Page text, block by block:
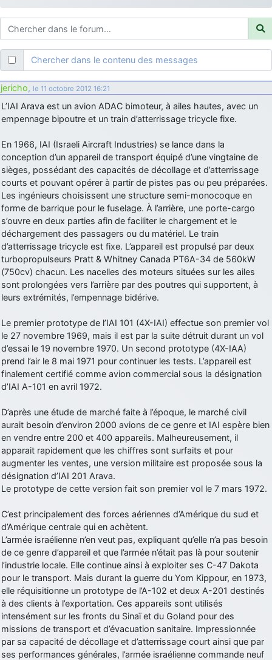
d9pouces: ouakamois > si tu parles du sujet sur l'Armée de l'Air,
bien sûr que oui !
je suis un avion@,._,+: Bonjour je viens d'arriver il y a quelques
moi et quelques avions n'ont pas les mêmes noms qu'aujourd'hui
ouakamois: Bonjourà toutes et à tous.en espérantque ces
quelques images du Pays Basque vous auront plu ; Agur…
d9pouces: Malheureusement nonun peu trop loin pour moi !
meeting de Lann Bihoué de 2026 ?
cachée dans les pins: Coucou et excellente année 2026 à tous et
au site!
jericho: Bonne année et tous mes meilleurs voeux à tous pour
2026 !
little boy
: je vous souhaite un bon réveillon pour cette nouvelle
année!
jericho: Merci D9pouces, à mon tour de souhaiter un Joyeux Noël
et de bonnes fêtes de fin d'année.
d9pouces: Joyeux Noël à tous !
comme le Prytanée dans la Sarthe, ça ne peut pas faire de mal !
d9pouces: C'est plutôt après le lycée, voire après une prépa
scientifique, tu as donc encore un peu de temps devant toi
yaellerigolow : bonjour a tous je suis un élève de première
passionnée par l'aviation militaire , pourrais je savoir que faire après
le lycée pour s'orienter et pouvoir devenir officier de l'armée de l'air?
d9pouces: lesquels, par exemple ?
mahmoud: bonsoir, très instructif ce site .mais nous aimerions avoir
les photo des anciens appareils de l'armée de l'air de la haute -volta
d9pouces : Ça me casse quand même bien les pieds, j’avoue
jericho: Pour moi tout est à nouveau OK dirait-on… Merci à toi.
d9pouces
au passage !
d9pouces : j'ai trouvé un palliatif un peu violent, mais ça devrait aller
un peu mieux
d9pouces: cette fois, c'est le Brésil et Singapour qui mettent le site
par terre
jericho: Ah ben je peux te confirmer que j'étais resté dans le filtre…
d9pouces: Désolé ! Mon filtrage a été un peu trop violent
manifestement
tout voir
Chercher dans le contenu des messages
jericho, le 11 octobre 2012 16:21
L’IAI Arava est un avion ADAC bimoteur, à ailes hautes, avec un
empennage bipoutre et un train d’atterrissage tricycle fixe.
En 1966, IAI (Israeli Aircraft Industries) se lance dans la
conception d’un appareil de transport équipé d’une vingtaine de
sièges, possédant des capacités de décollage et d’atterrissage
courts et pouvant opérer à partir de pistes pas ou peu préparées.
Les ingénieurs choisissent une structure semi-monocoque en
forme de barrique pour le fuselage. À l’arrière, une porte-cargo
s’ouvre en deux parties afin de faciliter le chargement et le
déchargement des passagers ou du matériel. Le train
d’atterrissage tricycle est fixe. L’appareil est propulsé par deux
turbopropulseurs Pratt & Whitney Canada PT6A-34 de 560kW
(750cv) chacun. Les nacelles des moteurs situées sur les ailes
sont prolongées vers l’arrière par des poutres qui supportent, à
leurs extrémités, l’empennage bidérive.
Le premier prototype de l’IAI 101 (4X-IAI) effectue son premier vol
le 27 novembre 1969, mais il est par la suite détruit durant un vol
d’essai le 19 novembre 1970. Un second prototype (4X-IAA)
prend l’air le 8 mai 1971 pour continuer les tests. L’appareil est
finalement certifié comme avion commercial sous la désignation
d’IAI A-101 en avril 1972.
D’après une étude de marché faite à l’époque, le marché civil
aurait besoin d’environ 2000 avions de ce genre et IAI espère bien
en vendre entre 200 et 400 appareils. Malheureusement, il
apparait rapidement que les chiffres sont surfaits et pour
augmenter les ventes, une version militaire est proposée sous la
désignation d’IAI 201 Arava.
Le prototype de cette version fait son premier vol le 7 mars 1972.
C’est principalement des forces aériennes d’Amérique du sud et
d’Amérique centrale qui en achètent.
L’armée israélienne n’en veut pas, expliquant qu’elle n’a pas besoin
de ce genre d’appareil et que l’armée n’était pas là pour soutenir
l’industrie locale. Elle continue ainsi à exploiter ses C-47 Dakota
pour le transport. Mais durant la guerre du Yom Kippour, en 1973,
elle réquisitionne un prototype de l’A-102 et deux A-201 destinés
à des clients à l’exportation. Ces appareils sont utilisés
intensément sur les fronts du Sinaï et du Goland pour des
missions de transport et d’évacuation sanitaire. Impressionnée
par sa capacité de décollage et d’atterrissage court ainsi que par
ses performances générales, l’armée israélienne commande neuf